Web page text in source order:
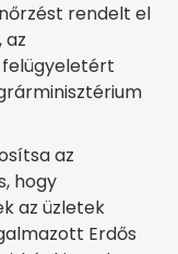
rendelt el
az
az
hogy
az üzletek
Erdős